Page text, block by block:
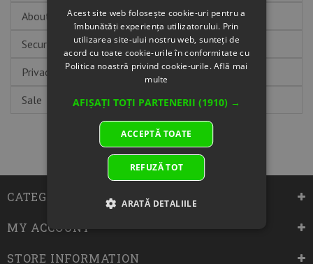
About us
Secure payment
Privacy policy
Sale
CATEGORIES
MY ACCOUNT
STORE INFORMATION
Acest site web folosește cookie-uri pentru a
îmbunătăți experiența utilizatorului. Prin
utilizarea site-ului nostru web, sunteți de
acord cu toate cookie-urile în conformitate cu
Politica noastră privind cookie-urile.Află mai
multe
AFIȘAȚI TOȚI PARTENERII (1910) →
ACCEPTĂ TOATE
REFUZĂ TOT
ARATĂ DETALIILE